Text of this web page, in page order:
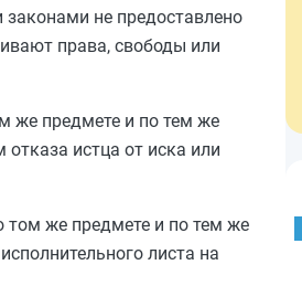
не предоставлено
права, свободы или
же предмете и по тем же
истца от иска или
том же предмете и по тем же
листа на